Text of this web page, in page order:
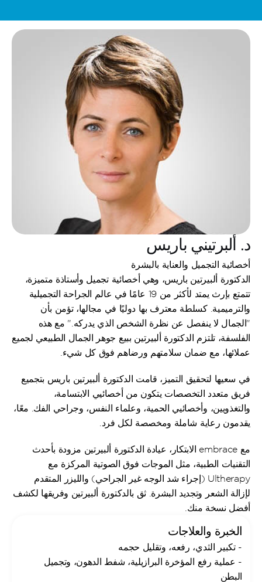
الخبرة والعلاجات
- تكبير الثدي، رفعه، وتقليل حجمه
البطن
د. ألبرتيني باريس
أخصائية التجميل والعناية بالبشرة
عملائها، مع ضمان سلامتهم ورضاهم فوق كل شيء.
يقدمون رعاية شاملة ومخصصة لكل فرد.
أفضل نسخة منك.